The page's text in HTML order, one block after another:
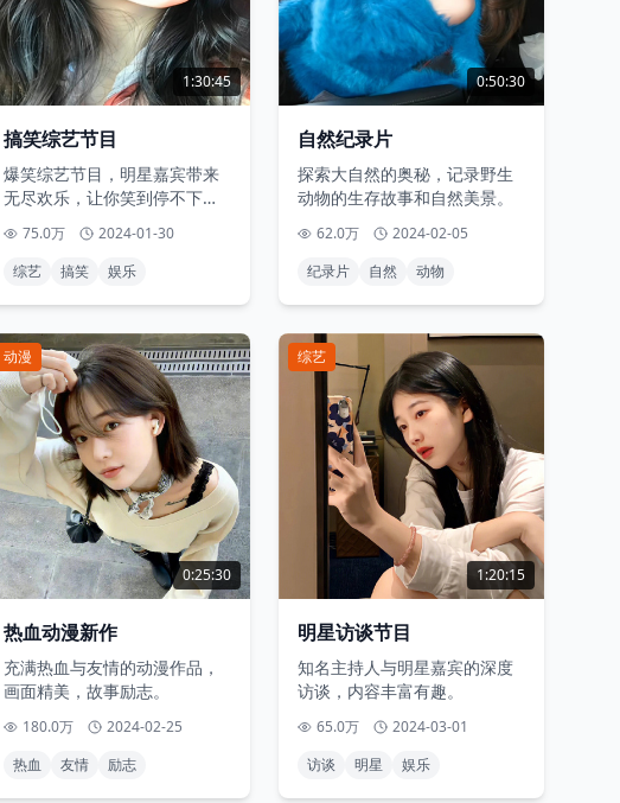
1:30:45
搞笑综艺节目
爆笑综艺节目，明星嘉宾带来
无尽欢乐，让你笑到停不下
75.0万
2024-01-30
综艺
搞笑 娱乐
0:50:30
自然纪录片
探索大自然的奥秘，记录野生
动物的生存故事和自然美景。
62.0万
2024-02-05
纪录片
自然 动物
0:25:30
动漫
热血动漫新作
充满热血与友情的动漫作品，
画面精美，故事励志。
180.0万
2024-02-25
热血
友情 励志
1:20:15
综艺
明星访谈节目
知名主持人与明星嘉宾的深度
访谈，内容丰富有趣。
65.0万
2024-03-01
访谈
明星 娱乐